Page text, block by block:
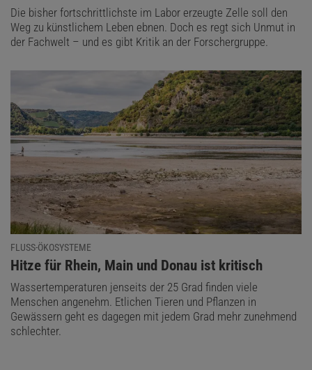
Die bisher fortschrittlichste im Labor erzeugte Zelle soll den
Weg zu künstlichem Leben ebnen. Doch es regt sich Unmut in
der Fachwelt – und es gibt Kritik an der Forschergruppe.
FLUSS-ÖKOSYSTEME
:
Hitze für Rhein, Main und Donau ist kritisch
Wassertemperaturen jenseits der 25 Grad finden viele
Menschen angenehm. Etlichen Tieren und Pflanzen in
Gewässern geht es dagegen mit jedem Grad mehr zunehmend
schlechter.